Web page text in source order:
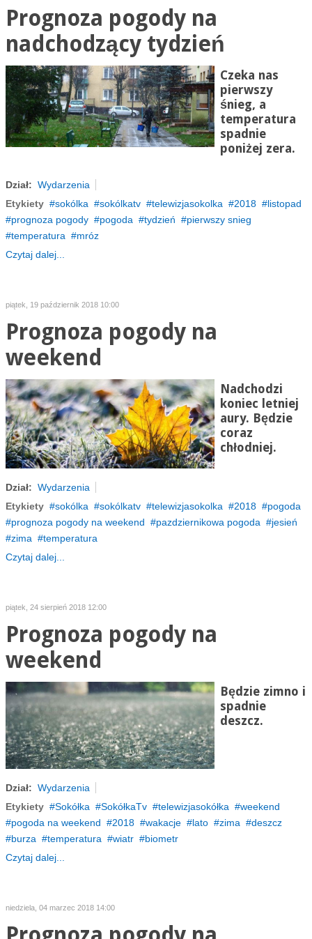
Prognoza pogody na
nadchodzący tydzień
Czeka nas
pierwszy
śnieg, a
temperatura
spadnie
poniżej zera.
Dział: Wydarzenia
Etykiety
sokólka sokólkatv telewizjasokolka 2018
listopad
prognoza pogody
pogoda tydzień
pierwszy snieg
temperatura
mróz
Czytaj dalej...
piątek, 19 październik 2018 10:00
Prognoza pogody na
weekend
Nadchodzi
koniec letniej
aury. Będzie
coraz
chłodniej.
Dział: Wydarzenia
Etykiety
sokólka sokólkatv telewizjasokolka 2018
pogoda
prognoza pogody na weekend
pazdziernikowa pogoda
jesień
zima
temperatura
Czytaj dalej...
piątek, 24 sierpień 2018 12:00
Prognoza pogody na
weekend
Będzie zimno i
spadnie
deszcz.
Dział: Wydarzenia
Etykiety
Sokółka SokółkaTv telewizjasokółka
weekend
pogoda na weekend
2018 wakacje lato zima
deszcz
burza
temperatura wiatr
biometr
Czytaj dalej...
niedziela, 04 marzec 2018 14:00